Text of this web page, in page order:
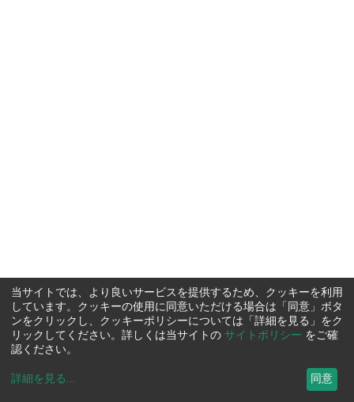
当サイトでは、より良いサービスを提供するため、クッキーを利用
しています。クッキーの使用に同意いただける場合は「同意」ボタ
ンをクリックし、クッキーポリシーについては「詳細を見る」をク
リックしてください。詳しくは当サイトの サイトポリシー をご確
認ください。
詳細を見る ... 同意